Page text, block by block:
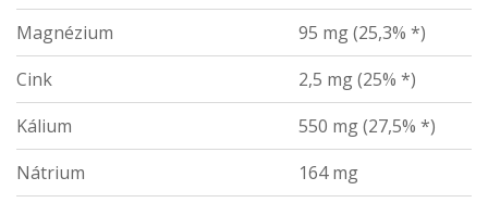
Magnézium
95 mg (25,3% *)
Cink
2,5 mg (25% *)
Kálium
550 mg (27,5% *)
Nátrium
164 mg